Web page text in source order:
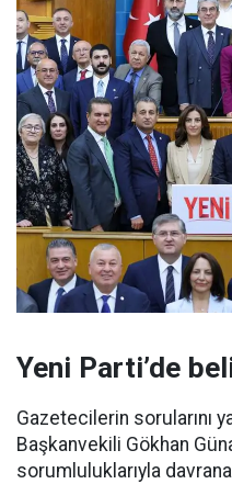
Yeni Parti’de
Gazetecilerin sorularını
Başkanvekili Gökhan
sorumluluklarıyla